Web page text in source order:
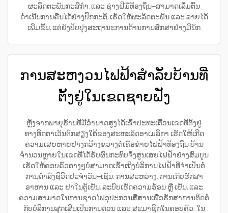
ຜະລິດຕະພັນກະສິກຳ, ແລະ ຊ່າງຝີມືທ້ອງຖິ່ນ—ສາມາດເລີ່ມຕົ້ນ
ດຳເນີນການຄືນໄດ້ຢ່າງປົກກະຕິ, ເຮັດໃຫ້ຜະລິດຕະພັນ ແລະ ລາຍໄດ້
ເພີ່ມຂຶ້ນ, ແຕ່ຍັງປັບປຸງສະຖານະການດ້ານການສຶກສາຢ່າງມີນັກ
ການສະຫງວນໄຟຟ້າສຳລັບບ້ານທີ່
ຕັ້ງຢູ່ໃນເຂດຊາຍຝັ່ງ
ຫຼັງຈາກພາຍຸຮ້ານທີ່ມີອຳນາດສູງໄດ້ເຂົ້າປະທະເຕື້ອນເຂດທີ່ຕັ້ງຢູ່
ທາງທິດຕາເວັນຕົກສຽງໃຕ້ຂອງສະຫະລັດອາເມລິກາ ເຮັດໃຫ້ເກີດ
ຄວາມເສຍຫາຍຢ່າງກວ້າງຂວາງຕໍ່ເຄືອຂ່າຍໄຟຟ້າທ້ອງຖິ່ນ ບ້ານ
ຈຳນວນຫຼາຍໃນເຂດທີ່ໄດ້ຮັບຜົນກະທົບຈຶ່ງສູນເສຍໄຟຟ້າຢ່າງສົມບູນ
ເຮັດໃຫ້ຄອບຄົວຕ່າງໆບໍ່ສາມາດເຂົ້າເຖິງບໍລິການໄຟຟ້າທີ່ຈຳເປັນຕໍ່
ການດຳລົງຊີວິດປະຈຳວັນ—ເຊັ່ນ: ການສະຫວ່າງ, ການເກັບຮັກສາ
ອາຫານ ແລະ ຢາໃນຕູ້ເຢັນ, ລະບົບເຮັດຄວາມຮ້ອນ ຫຼື ເຢັນ, ແລະ
ຄວາມສາມາດໃນການຊາດໄຟອຸປະກອນສື່ສານເພື່ອຮັກສາການຕິດຕໍ່
ກັບບໍລິການສຸກເສີນເປັນການດ່ວນ ແລະ ສະມາຊິກໃນຄອບຄົວ; ໃນ